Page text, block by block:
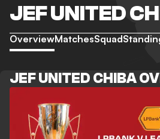
JEF UNITED
OverviewMatchesSquad
JEF UNITED CHIBA